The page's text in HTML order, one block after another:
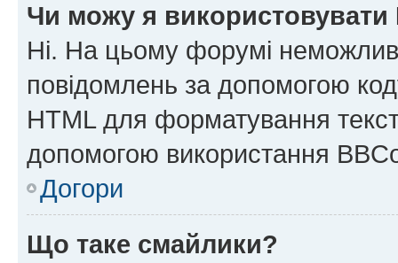
Чи можу я використовувати
Ні. На цьому форумі
повідомлень за допомогою
HTML для форматування
допомогою використання
Догори
Що таке смайлики?